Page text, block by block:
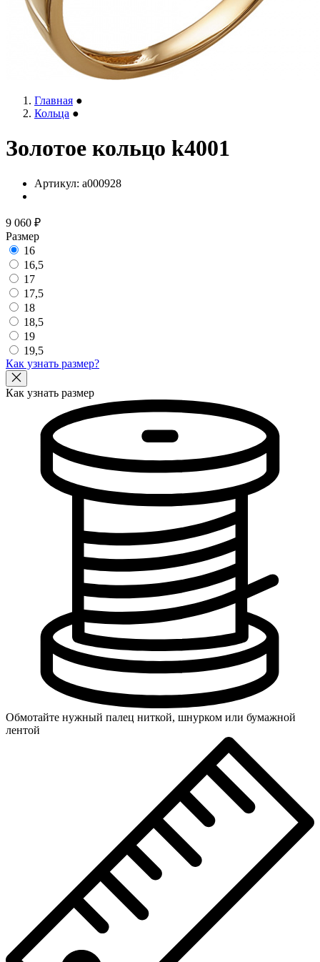
Главная ●
Кольца ●
Золотое кольцо k4001
Артикул: a000928
9 060 ₽
Размер
16
16,5
17
17,5
18
18,5
19
19,5
Как узнать размер?
Как узнать размер
Обмотайте нужный палец ниткой, шнурком или бумажной
лентой